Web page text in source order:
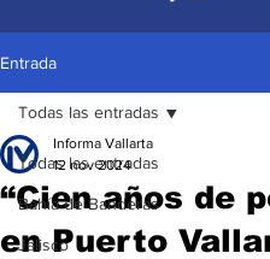
Entrada
Todas las entradas
Bahía de Banderas
Jalisco
Todas las entradas
“Cien años de
en Puerto
Informa Vallarta
12 nov 2024